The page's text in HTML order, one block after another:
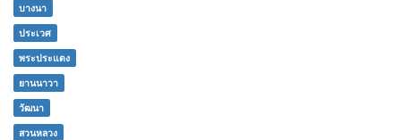
บางนา
ประเวศ
พระประแดง
ยานนาวา
วัฒนา
สวนหลวง